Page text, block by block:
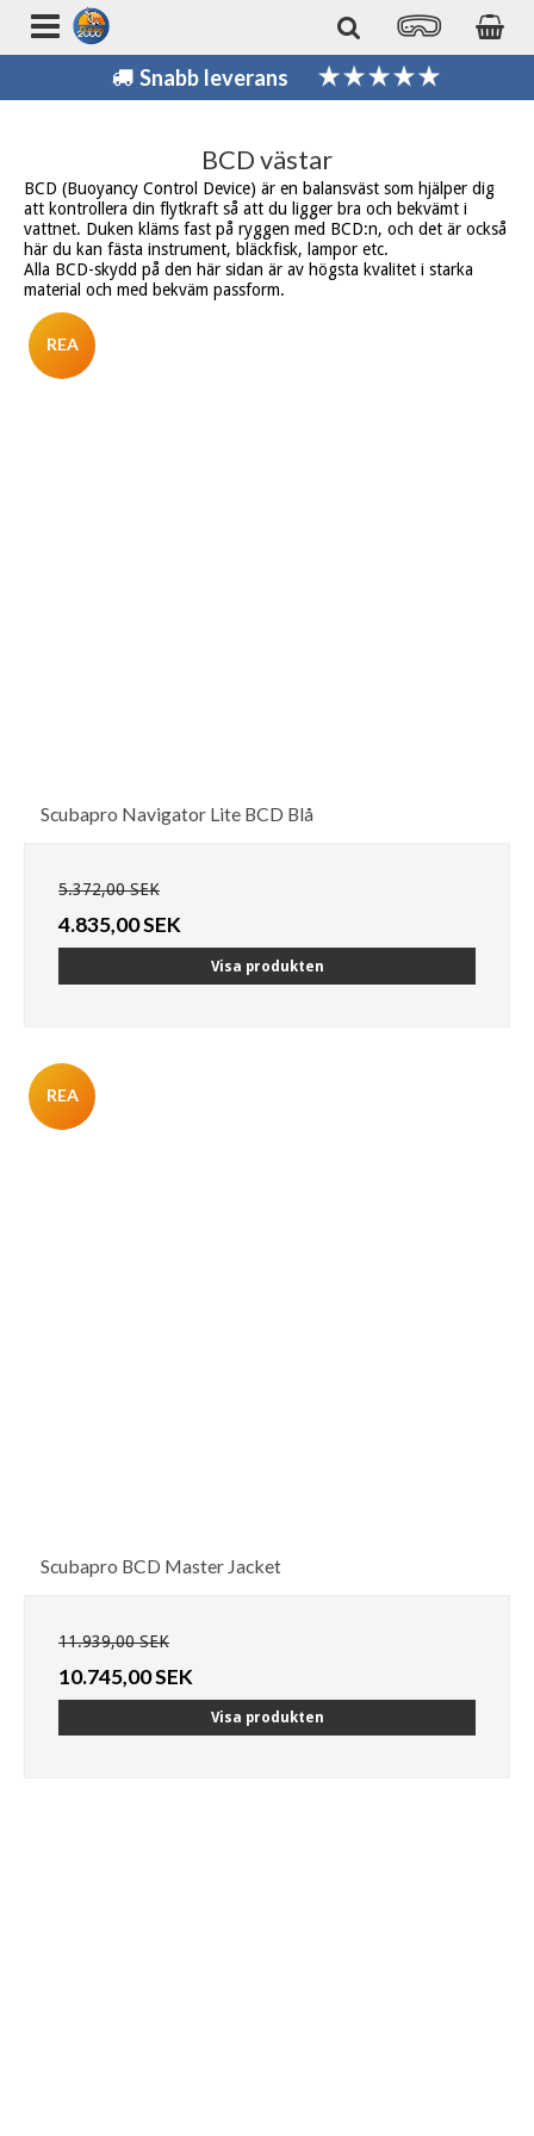
Snabb leverans
BCD västar
BCD (Buoyancy Control Device) är en balansväst som hjälper dig
att kontrollera din flytkraft så att du ligger bra och bekvämt i
vattnet. Duken kläms fast på ryggen med BCD:n, och det är också
här du kan fästa instrument, bläckfisk, lampor etc.
Alla BCD-skydd på den här sidan är av högsta kvalitet i starka
material och med bekväm passform.
REA
Scubapro Navigator Lite BCD Blå
5.372,00 SEK
4.835,00 SEK
Visa produkten
REA
Scubapro BCD Master Jacket
11.939,00 SEK
10.745,00 SEK
Visa produkten